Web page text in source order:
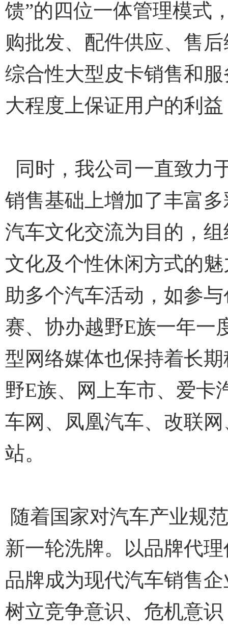
馈”的四位一体管理模式
购批发、配件供应、售
综合性大型皮卡销售和
大程度上保证用户的利
同时，我公司一直致力
销售基础上增加了丰富
汽车文化交流为目的，
文化及个性休闲方式的
助多个汽车活动，如参
赛、协办越野E族一年一
型网络媒体也保持着长
野E族、网上车市、爱卡
车网、凤凰汽车、改联
站。
随着国家对汽车产业规
新一轮洗牌。以品牌代
品牌成为现代汽车销售
树立竞争意识、危机意